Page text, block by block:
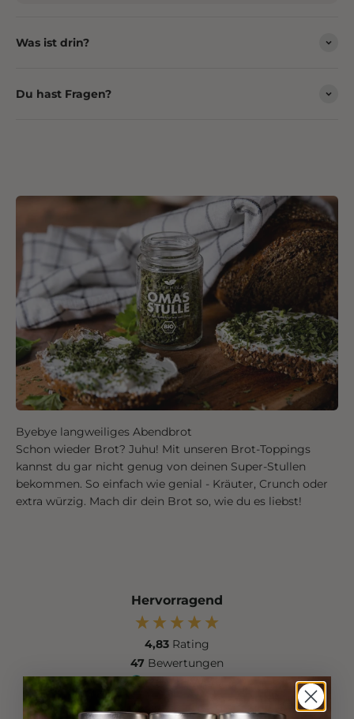
Was ist drin?
Du hast Fragen?
Byebye langweiliges Abendbrot
Schon wieder Brot? Juhu! Mit unseren Brot-Toppings
kannst du gar nicht genug von deinen Super-Stullen
bekommen. So einfach wie genial - Kräuter, Crunch oder
extra würzig. Mach dir dein Brot so, wie du es liebst!
Hervorragend
4,83 Rating
47 Bewertungen